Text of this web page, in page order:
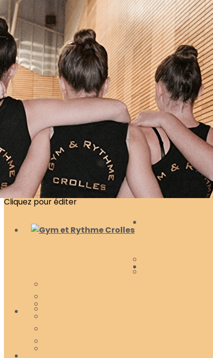
Exporter les lignes sélectionnées
Exporter toutes les colonnes
Exporter uniquement les colonnes affichées
Menu
<
>
Actualités
Disciplines
Staff
Bénévole
Partenaires
Ajoutez un logo, un bouton, des réseaux sociaux
Cliquez pour éditer